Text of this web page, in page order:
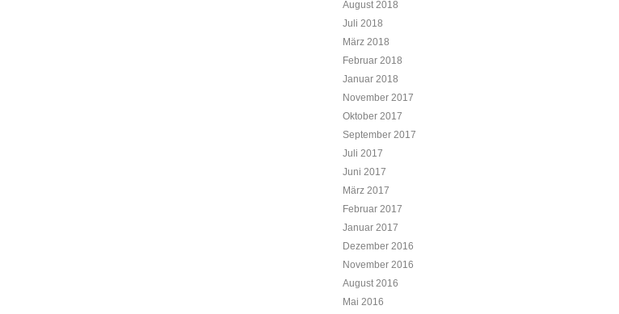
August 2018
Juli 2018
März 2018
Februar 2018
Januar 2018
November 2017
Oktober 2017
September 2017
Juli 2017
Juni 2017
März 2017
Februar 2017
Januar 2017
Dezember 2016
November 2016
August 2016
Mai 2016